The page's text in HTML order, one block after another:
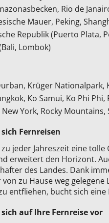
Rio de
Mauer, Peking,
Republik (Puerto Plata,
Lombok)
Krüger Nationalpark,
Ko Samui, Ko Phi Phi,
New York, Rocky
Fernreisen
jeder Jahreszeit eine
erweitert den Horizont.
des Landes. Dank
zu Hause weg
entfliehen, bucht sich
sich auf Ihre Fernreise vor